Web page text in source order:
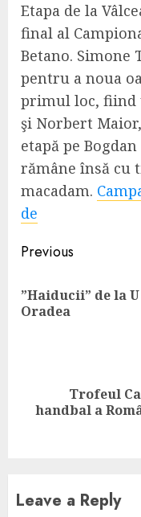
Etapa de la
final al
Betano. Simone
pentru a noua
primul loc, fiind
şi Norbert
etapă pe
rămâne însă cu
macadam.
de
Continue
Reading
Previous
”Haiducii” de la
Oradea
Next
Trofeul
handbal a
Leave a Reply